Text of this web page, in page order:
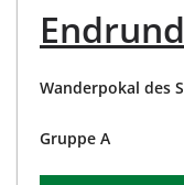
Wanderpokal des
Gruppe A